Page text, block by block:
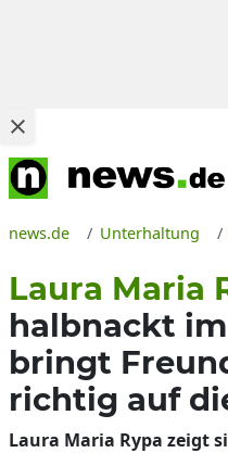
news.de Unterhaltung
Laura Maria
halbnackt
bringt
richtig auf
Laura Maria Rypa zeigt